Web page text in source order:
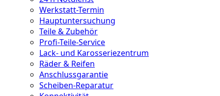
Werkstatt-Termin
Hauptuntersuchung
Teile & Zubehör
Profi-Teile-Service
Lack- und Karosseriezentrum
Räder & Reifen
Anschlussgarantie
Scheiben-Reparatur